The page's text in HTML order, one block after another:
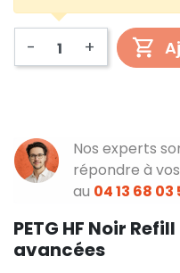
- +
Nos experts
répondre à
au 04 13 68 03
PETG HF Noir
avancées